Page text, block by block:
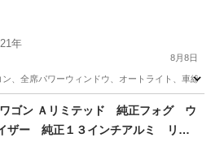
年
8月8日
、全席パワーウィンドウ、オートライト、車線
エブリイ
ワゴン Ａリミテッド 純正フォグ ウ
ザー 純正１３インチアルミ リア